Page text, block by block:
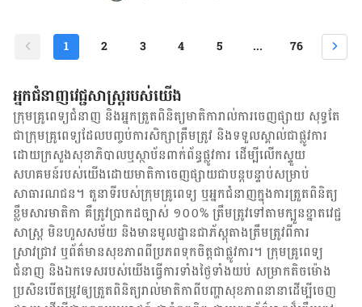
1 2 3 4 5 ... 76
អ្នកជំនាញវេជ្ជសាស្ត្ររបស់យើង
ក្រុមគ្រូពេទ្យជំនាញ និង​អ្នក​ត្រួតពិនិត្យ​មាតិការាល់ការចេញផ្សាយ សុទ្ធតែ
ជា​ក្រុម​គ្រូពេទ្យ​ដែល​បញ្ចប់ការសិក្សាត្រឹមត្រូវ និង​ទទួល​ស្គាល់​ជាផ្លូវការ​
ដោយ​ក្រសួងសុខាភិបាលឬស្ថាប័ន​ពាក់ព័ន្ធ​ផ្លូវការ ដើម្បីលើកស្ទួយ​
សហគមន៍​របស់យើង​ដោយ​មាតិកា​ចេញផ្សាយជាបន្តបន្ទាប់សម្រាប់
សាធារណជន។ តួនាទីរបស់​ក្រុមគ្រូពេទ្យ ឬ​អ្នក​ជំនាញ​ក្នុងការ​ត្រួតពិនិត្យ​
ខ្លឹមសារ​មាតិកា គឺ​ត្រូវ​ប្រាកដ​ច្បាស់ ១០០% ត្រឹមត្រូវ​ទៅតាម​ក្បួនខ្នាតវេជ្ជ
សាស្ត្រ មិនហួសសម័យ និង​មានមូលដ្ឋាន​ជា​ភ័ស្តុតាង​ត្រឹមត្រូវ​ពី​ការ​
ស្រាវជ្រាវ ឬ​ព័ត៌មាន​សុខភាព​ពី​ប្រភព​ទុកចិត្ត​ជាផ្លូវការ។ ក្រុមគ្រូពេទ្យ
ជំនាញ និង​ឯកទេស​របស់យើង​ធ្វើការ​ទាំង​ថ្ងៃទាំងយប់ សម្រាក​តិចម៉ោង
ប្រសិន​បើ​តម្រូវ​ឲ្យ​ត្រួតពិនិត្យ​រាល់​មាតិកា​ពី​បញ្ហា​សុខភាព​នានា​ដើម្បី​ចេញ​